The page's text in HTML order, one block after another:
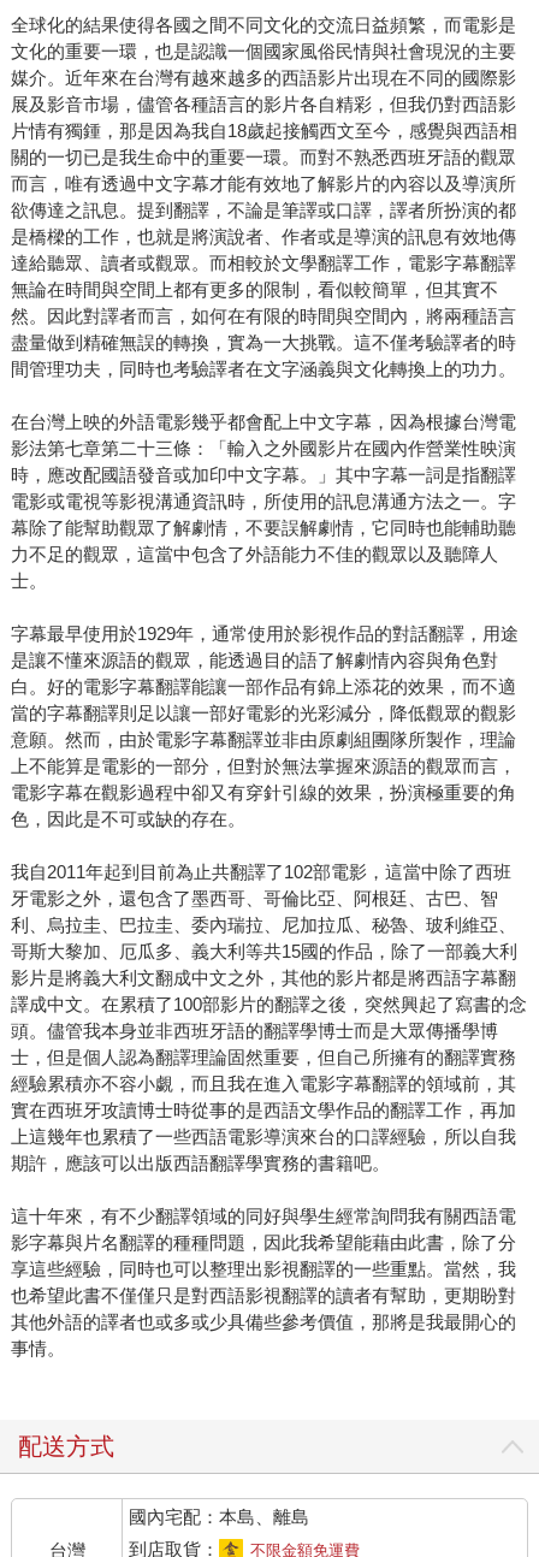
全球化的結果使得各國之間不同文化的交流日益頻繁，而電影是
文化的重要一環，也是認識一個國家風俗民情與社會現況的主要
媒介。近年來在台灣有越來越多的西語影片出現在不同的國際影
展及影音市場，儘管各種語言的影片各自精彩，但我仍對西語影
片情有獨鍾，那是因為我自18歲起接觸西文至今，感覺與西語相
關的一切已是我生命中的重要一環。而對不熟悉西班牙語的觀眾
而言，唯有透過中文字幕才能有效地了解影片的內容以及導演所
欲傳達之訊息。提到翻譯，不論是筆譯或口譯，譯者所扮演的都
是橋樑的工作，也就是將演說者、作者或是導演的訊息有效地傳
達給聽眾、讀者或觀眾。而相較於文學翻譯工作，電影字幕翻譯
無論在時間與空間上都有更多的限制，看似較簡單，但其實不
然。因此對譯者而言，如何在有限的時間與空間內，將兩種語言
盡量做到精確無誤的轉換，實為一大挑戰。這不僅考驗譯者的時
間管理功夫，同時也考驗譯者在文字涵義與文化轉換上的功力。
在台灣上映的外語電影幾乎都會配上中文字幕，因為根據台灣電
影法第七章第二十三條：「輸入之外國影片在國內作營業性映演
時，應改配國語發音或加印中文字幕。」其中字幕一詞是指翻譯
電影或電視等影視溝通資訊時，所使用的訊息溝通方法之一。字
幕除了能幫助觀眾了解劇情，不要誤解劇情，它同時也能輔助聽
力不足的觀眾，這當中包含了外語能力不佳的觀眾以及聽障人
士。
字幕最早使用於1929年，通常使用於影視作品的對話翻譯，用途
是讓不懂來源語的觀眾，能透過目的語了解劇情內容與角色對
白。好的電影字幕翻譯能讓一部作品有錦上添花的效果，而不適
當的字幕翻譯則足以讓一部好電影的光彩減分，降低觀眾的觀影
意願。然而，由於電影字幕翻譯並非由原劇組團隊所製作，理論
上不能算是電影的一部分，但對於無法掌握來源語的觀眾而言，
電影字幕在觀影過程中卻又有穿針引線的效果，扮演極重要的角
色，因此是不可或缺的存在。
我自2011年起到目前為止共翻譯了102部電影，這當中除了西班
牙電影之外，還包含了墨西哥、哥倫比亞、阿根廷、古巴、智
利、烏拉圭、巴拉圭、委內瑞拉、尼加拉瓜、秘魯、玻利維亞、
哥斯大黎加、厄瓜多、義大利等共15國的作品，除了一部義大利
影片是將義大利文翻成中文之外，其他的影片都是將西語字幕翻
譯成中文。在累積了100部影片的翻譯之後，突然興起了寫書的念
頭。儘管我本身並非西班牙語的翻譯學博士而是大眾傳播學博
士，但是個人認為翻譯理論固然重要，但自己所擁有的翻譯實務
經驗累積亦不容小覷，而且我在進入電影字幕翻譯的領域前，其
實在西班牙攻讀博士時從事的是西語文學作品的翻譯工作，再加
上這幾年也累積了一些西語電影導演來台的口譯經驗，所以自我
期許，應該可以出版西語翻譯學實務的書籍吧。
這十年來，有不少翻譯領域的同好與學生經常詢問我有關西語電
影字幕與片名翻譯的種種問題，因此我希望能藉由此書，除了分
享這些經驗，同時也可以整理出影視翻譯的一些重點。當然，我
也希望此書不僅僅只是對西語影視翻譯的讀者有幫助，更期盼對
其他外語的譯者也或多或少具備些參考價值，那將是我最開心的
事情。
配送方式
台灣
國內宅配：本島、離島
到店取貨：
不限金額免運費